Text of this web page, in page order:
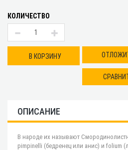
КОЛИЧЕСТВО
В КОРЗИНУ
ОПИСАНИЕ
В народе их называют
pimpinelli (бедренец или анис) и folium